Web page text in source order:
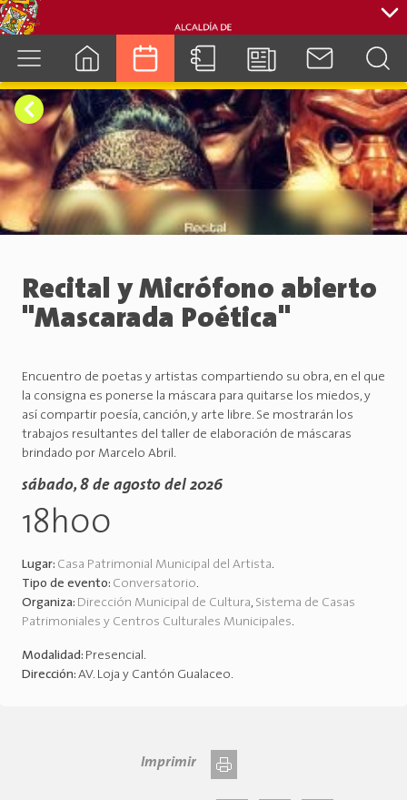
cuenca.gob.ec
Recital y Micrófono abierto
"Mascarada Poética"
Encuentro de poetas y artistas compartiendo su obra, en el que
la consigna es ponerse la máscara para quitarse los miedos, y
así compartir poesía, canción, y arte libre. Se mostrarán los
trabajos resultantes del taller de elaboración de máscaras
brindado por Marcelo Abril.
sábado, 8 de agosto del 2026
18h00
Lugar: Casa Patrimonial Municipal del Artista.
Tipo de evento: Conversatorio.
Organiza: Dirección Municipal de Cultura, Sistema de Casas
Patrimoniales y Centros Culturales Municipales.
Modalidad: Presencial.
Dirección: AV. Loja y Cantón Gualaceo.
Imprimir